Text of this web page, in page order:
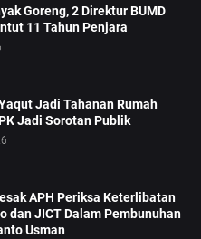
Goreng, 2 Direktur BUMD
11 Tahun Penjara
Jadi Tahanan Rumah
Jadi Sorotan Publik
APH Periksa Keterlibatan
dan JICT Dalam Pembunuhan
Usman